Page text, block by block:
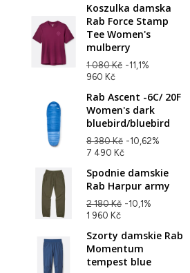
Koszulka damska
Rab Force Stamp
Tee Women's
mulberry
1 080 Kč -11,1%
960 Kč
Rab Ascent -6C/ 20F
Women's dark
bluebird/bluebird
8 380 Kč -10,62%
7 490 Kč
Spodnie damskie
Rab Harpur army
2 180 Kč -10,1%
1 960 Kč
Szorty damskie Rab
Momentum
tempest blue